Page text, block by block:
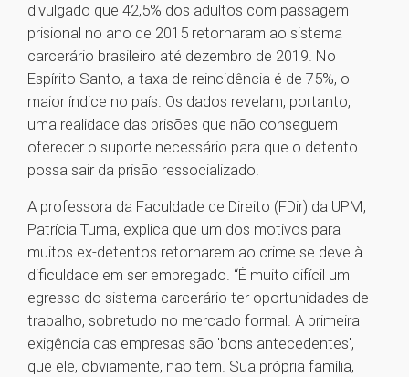
divulgado que 42,5% dos adultos com passagem
prisional no ano de 2015 retornaram ao sistema
carcerário brasileiro até dezembro de 2019. No
Espírito Santo, a taxa de reincidência é de 75%, o
maior índice no país. Os dados revelam, portanto,
uma realidade das prisões que não conseguem
oferecer o suporte necessário para que o detento
possa sair da prisão ressocializado.
A professora da Faculdade de Direito (FDir) da UPM,
Patrícia Tuma, explica que um dos motivos para
muitos ex-detentos retornarem ao crime se deve à
dificuldade em ser empregado. “É muito difícil um
egresso do sistema carcerário ter oportunidades de
trabalho, sobretudo no mercado formal. A primeira
exigência das empresas são 'bons antecedentes',
que ele, obviamente, não tem. Sua própria família,